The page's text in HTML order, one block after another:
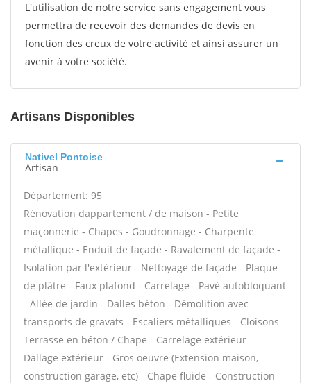
L'utilisation de notre service sans engagement vous
permettra de recevoir des demandes de devis en
fonction des creux de votre activité et ainsi assurer un
avenir à votre société.
Artisans Disponibles
Nativel Pontoise
Artisan
Département: 95
Rénovation dappartement / de maison - Petite
maçonnerie - Chapes - Goudronnage - Charpente
métallique - Enduit de façade - Ravalement de façade -
Isolation par l'extérieur - Nettoyage de façade - Plaque
de plâtre - Faux plafond - Carrelage - Pavé autobloquant
- Allée de jardin - Dalles béton - Démolition avec
transports de gravats - Escaliers métalliques - Cloisons -
Terrasse en béton / Chape - Carrelage extérieur -
Dallage extérieur - Gros oeuvre (Extension maison,
construction garage, etc) - Chape fluide - Construction